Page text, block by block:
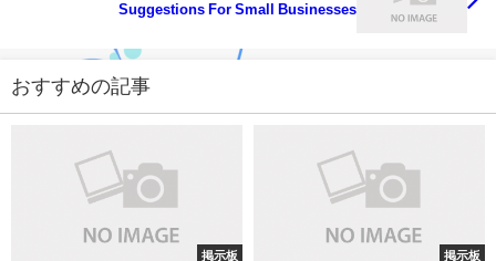
Suggestions For Small Businesses
おすすめの記事
掲示板 掲示板